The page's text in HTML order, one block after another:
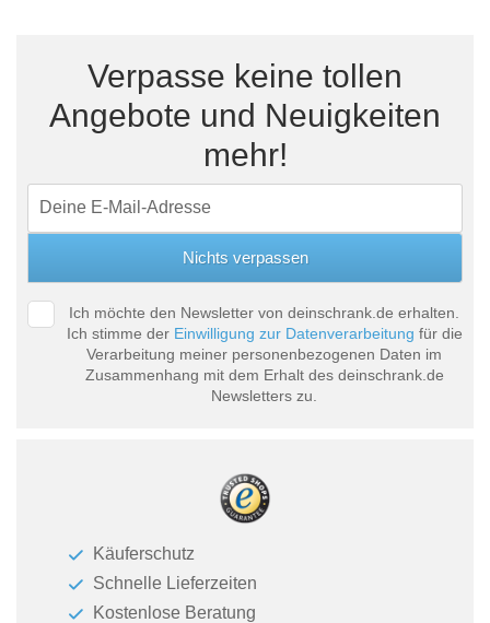
Verpasse keine tollen
Angebote und Neuigkeiten
mehr!
Ich möchte den Newsletter von deinschrank.de erhalten.
Ich stimme der Einwilligung zur Datenverarbeitung für die
Verarbeitung meiner personenbezogenen Daten im
Zusammenhang mit dem Erhalt des deinschrank.de
Newsletters zu.
Käuferschutz
Schnelle Lieferzeiten
Kostenlose Beratung